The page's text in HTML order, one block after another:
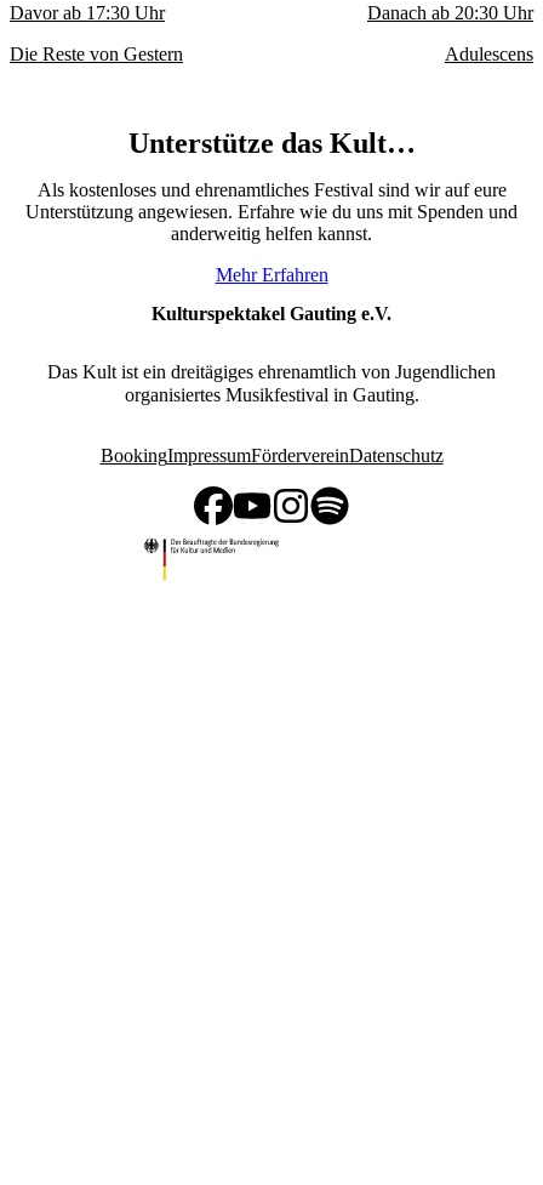
Davor ab 17:30 Uhr
Die Reste von Gestern
Danach ab 20:30 Uhr
Adulescens
Unterstütze das Kult…
Als kostenloses und ehrenamtliches Festival sind wir auf eure
Unterstützung angewiesen. Erfahre wie du uns mit Spenden und
anderweitig helfen kannst.
Mehr Erfahren
Kulturspektakel Gauting e.V.
Das Kult ist ein dreitägiges ehrenamtlich von Jugendlichen
organisiertes Musikfestival in Gauting.
BookingImpressumFördervereinDatenschutz